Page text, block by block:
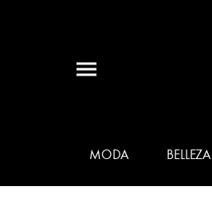
MODA BELLEZA